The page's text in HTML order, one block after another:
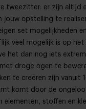
tweezitter: er zijn altijd
jouw opstelling te
set mogelijkheden
veel mogelijk is op het
het dan nog iets
droge ogen te
te creëren zijn vanuit
komt door de
elementen, stoffen en